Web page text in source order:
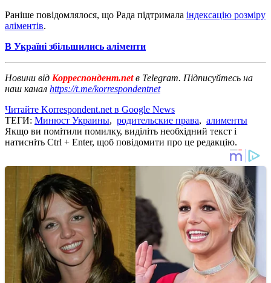
Раніше повідомлялося, що Рада підтримала індексацію розміру
аліментів.
В Україні збільшились аліменти
Новини від Корреспондент.netв Telegram. Підписуйтесь на
наш канал https://t.me/korrespondentnet
Читайте Korrespondent.net в Google News
ТЕГИ: Минюст Украины, родительские права, алименты
Якщо ви помітили помилку, виділіть необхідний текст і
натисніть Ctrl + Enter, щоб повідомити про це редакцію.